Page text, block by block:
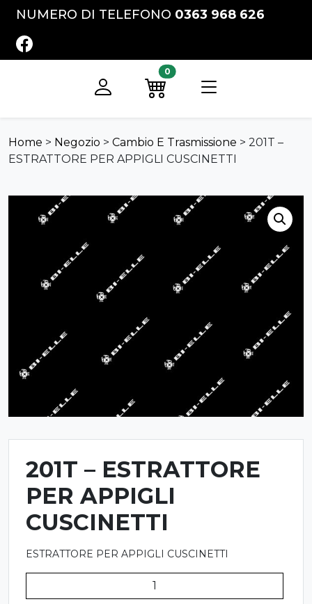
Vai al contenuto
NUMERO DI TELEFONO 0363 968 626
FACEBOOK
Registrati Preventivo
0
Home > Negozio > Cambio E Trasmissione > 201T –
ESTRATTORE PER APPIGLI CUSCINETTI
201T – ESTRATTORE
PER APPIGLI
CUSCINETTI
ESTRATTORE PER APPIGLI CUSCINETTI
-